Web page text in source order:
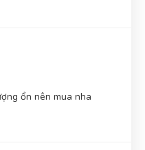
ổn nên mua nha